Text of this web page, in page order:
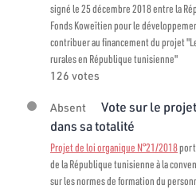
signé le 25 décembre 2018 entre la
Fonds Koweïtien pour le
contribuer au financement du projet
rurales en République tunisienne"
126 votes
Absent
Vote sur le
dans sa totalité
Projet de loi organique N°21/2018
de la République tunisienne à la
sur les normes de formation du